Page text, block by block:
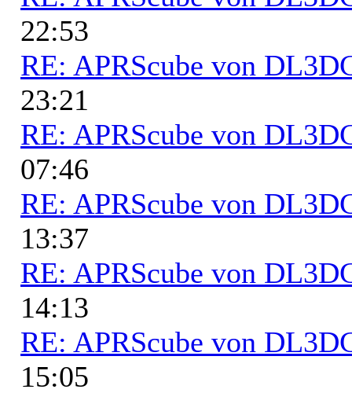
22:53
RE: APRScube von
23:21
RE: APRScube von
07:46
RE: APRScube von
13:37
RE: APRScube von
14:13
RE: APRScube von
15:05